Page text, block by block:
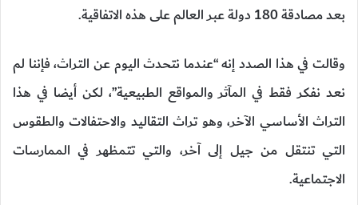
بعد مصادقة 180 دولة عبر العالم على هذه الاتفاقية.
وقالت في هذا الصدد إنه “عندما نتحدث اليوم عن التراث، فإننا لم
نعد نفكر فقط في المآثر والمواقع الطبيعية”، لكن أيضا في هذا
التراث الأساسي الآخر، وهو تراث التقاليد والاحتفالات والطقوس
التي تنتقل من جيل إلى آخر، والتي تتمظهر في الممارسات
الاجتماعية.